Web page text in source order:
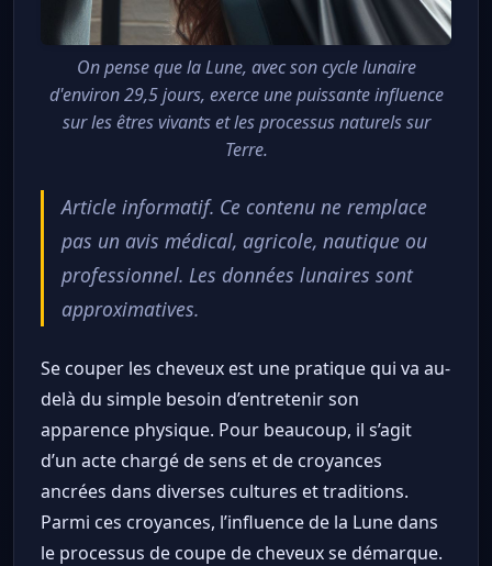
On pense que la Lune, avec son cycle lunaire
d'environ 29,5 jours, exerce une puissante influence
sur les êtres vivants et les processus naturels sur
Terre.
Article informatif. Ce contenu ne remplace
pas un avis médical, agricole, nautique ou
professionnel. Les données lunaires sont
approximatives.
Se couper les cheveux est une pratique qui va au-
delà du simple besoin d’entretenir son
apparence physique. Pour beaucoup, il s’agit
d’un acte chargé de sens et de croyances
ancrées dans diverses cultures et traditions.
Parmi ces croyances, l’influence de la Lune dans
le processus de coupe de cheveux se démarque.